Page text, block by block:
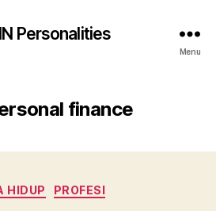
Personalities
Menu
finance
Categories
HIDUP PROFESI